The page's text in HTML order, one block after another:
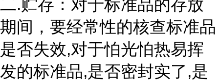
二.贮存：对于标准品的存放
期间，要经常性的核查标准品
是否失效,对于怕光怕热易挥
发的标准品,是否密封实了,是